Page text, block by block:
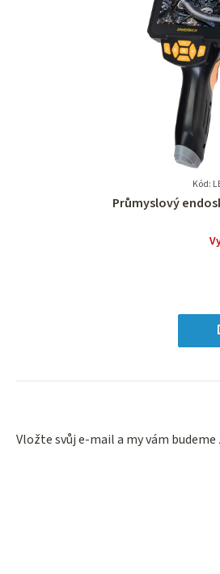
Kód:
Průmyslový
Vložte svůj e-mail a my vám